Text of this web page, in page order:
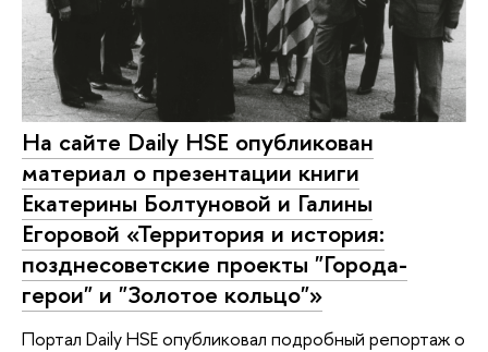
На сайте Daily HSE опубликован
материал о презентации книги
Екатерины Болтуновой и Галины
Егоровой «Территория и история:
позднесоветские проекты "Города-
герои" и "Золотое кольцо"»
Портал Daily HSE опубликовал подробный репортаж о